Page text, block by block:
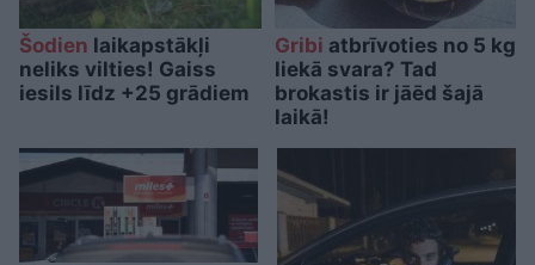
Šodien laikapstākļi
neliks vilties! Gaiss
iesils līdz +25 grādiem
Gribi atbrīvoties no 5 kg
liekā svara? Tad
brokastis ir jāēd šajā
laikā!